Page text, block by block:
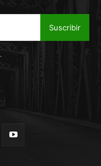
Suscribir
.